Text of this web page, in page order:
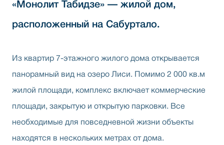
«Монолит Табидзе» — жилой дом,
расположенный на Сабуртало.
Из квартир 7-этажного жилого дома открывается
панорамный вид на озеро Лиси. Помимо 2 000 кв.м
жилой площади, комплекс включает коммерческие
площади, закрытую и открытую парковки. Все
необходимые для повседневной жизни объекты
находятся в нескольких метрах от дома.